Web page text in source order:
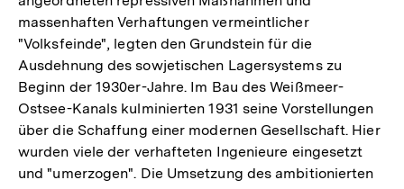
massenhaften Verhaftungen vermeintlicher
"Volksfeinde", legten den Grundstein für die
Ausdehnung des sowjetischen Lagersystems zu
Beginn der 1930er-Jahre. Im Bau des Weißmeer-
Ostsee-Kanals kulminierten 1931 seine Vorstellungen
über die Schaffung einer modernen Gesellschaft. Hier
wurden viele der verhafteten Ingenieure eingesetzt
und "umerzogen". Die Umsetzung des ambitionierten